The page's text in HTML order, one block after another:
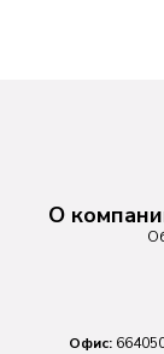
О
Офис: